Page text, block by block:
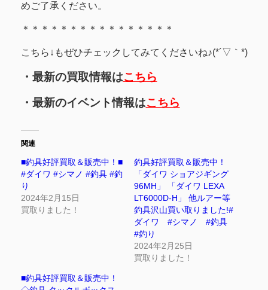
めご了承ください。
＊＊＊＊＊＊＊＊＊＊＊＊＊＊＊＊
こちら↓もぜひチェックしてみてくださいね♪(*´▽｀*)
・最新の買取情報はこちら
・最新のイベント情報はこちら
関連
■釣具好評買取＆販売中！■
#ダイワ #シマノ #釣具 #釣
り
2024年2月15日
買取りました！
釣具好評買取＆販売中！
「ダイワ ショアジギング
96MH」 「ダイワ LEXA
LT6000D-H」 他ルアー等
釣具沢山買い取りました!#
ダイワ #シマノ #釣具
#釣り
2024年2月25日
買取りました！
■釣具好評買取＆販売中！